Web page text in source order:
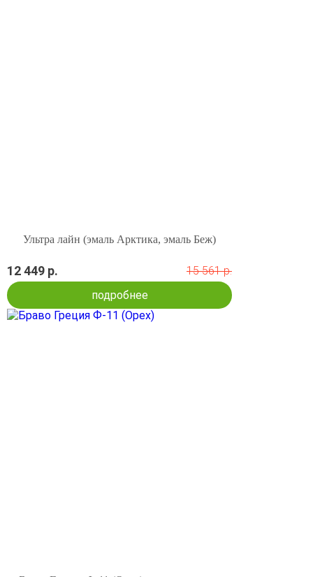
Ультра лайн (эмаль Арктика, эмаль Беж)
12 449 р.
15 561 р.
подробнее